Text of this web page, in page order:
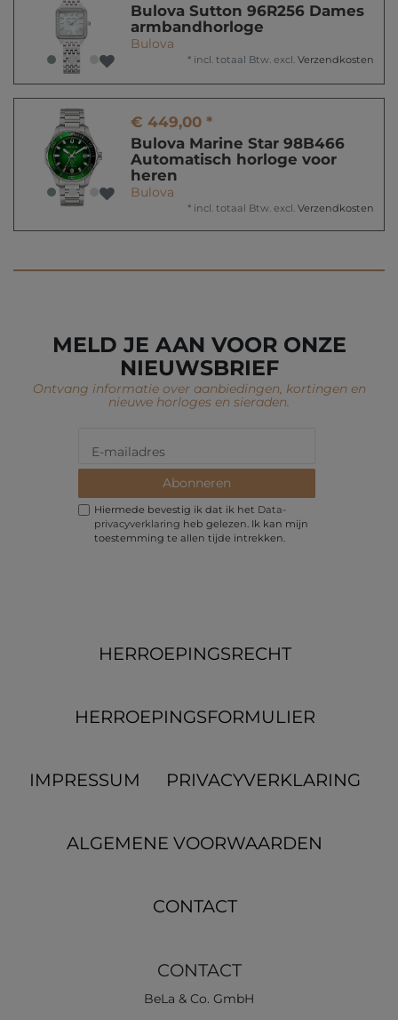
Bulova Sutton 96R256 Dames
armbandhorloge
Bulova
* incl. totaal Btw. excl. Verzendkosten
€ 449,00 *
Bulova Marine Star 98B466
Automatisch horloge voor
heren
Bulova
* incl. totaal Btw. excl. Verzendkosten
MELD JE AAN VOOR ONZE
NIEUWSBRIEF
Ontvang informatie over aanbiedingen, kortingen en
nieuwe horloges en sieraden.
Abonneren
Hiermede bevestig ik dat ik het Data­
privacy­verklaring heb gelezen. Ik kan mijn
toestemming te allen tijde intrekken.
HERROEPINGS­RECHT
HERROEPINGS­FORMULIER
IMPRESSUM PRIVACYVERKLARING
ALGEMENE VOORWAARDEN
CONTACT
CONTACT
BeLa & Co. GmbH